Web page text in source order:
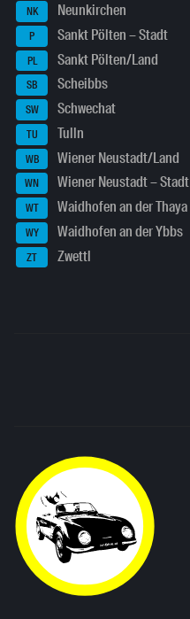
NK Neunkirchen
P Sankt Pölten – Stadt
PL Sankt Pölten/Land
SB Scheibbs
SW Schwechat
TU Tulln
WB Wiener Neustadt/Land
WN Wiener Neustadt – Stadt
WT Waidhofen an der Thaya
WY Waidhofen an der Ybbs
ZT Zwettl